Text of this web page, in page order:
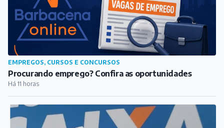
EMPREGOS, CURSOS E CONCURSOS
Procurando emprego? Confira as oportunidades
Há 11 horas